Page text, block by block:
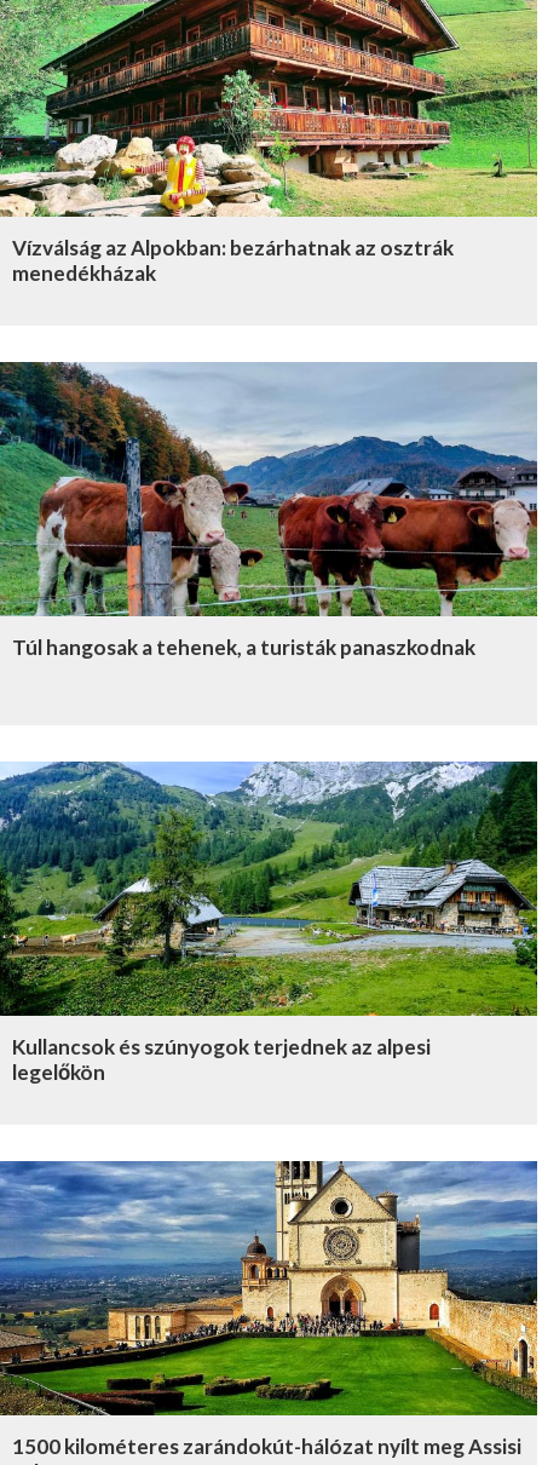
Vízválság az Alpokban: bezárhatnak az osztrák
menedékházak
Túl hangosak a tehenek, a turisták panaszkodnak
Kullancsok és szúnyogok terjednek az alpesi
legelőkön
1500 kilométeres zarándokút-hálózat nyílt meg Assisi